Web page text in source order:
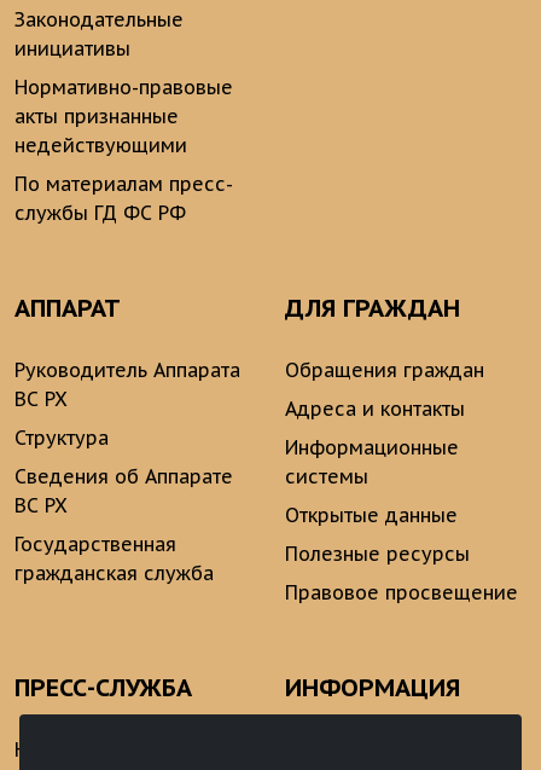
Законодательные
инициативы
Нормативно-правовые
акты признанные
недействующими
По материалам пресс-
службы ГД ФС РФ
АППАРАТ
Руководитель Аппарата
ВС РХ
Структура
Сведения об Аппарате
ВС РХ
Государственная
гражданская служба
ДЛЯ ГРАЖДАН
Обращения граждан
Адреса и контакты
Информационные
системы
Открытые данные
Полезные ресурсы
Правовое просвещение
ПРЕСС-СЛУЖБА
Новости
ИНФОРМАЦИЯ